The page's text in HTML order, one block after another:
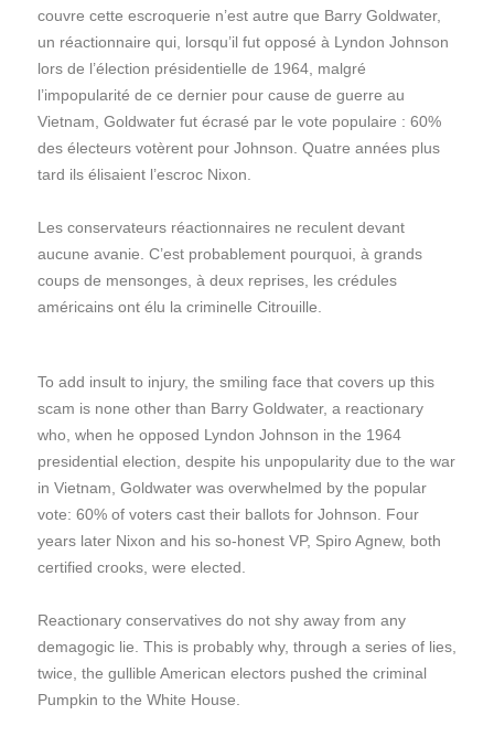
couvre cette escroquerie n’est autre que Barry Goldwater,
un réactionnaire qui, lorsqu’il fut opposé à Lyndon Johnson
lors de l’élection présidentielle de 1964, malgré
l’impopularité de ce dernier pour cause de guerre au
Vietnam, Goldwater fut écrasé par le vote populaire : 60%
des électeurs votèrent pour Johnson. Quatre années plus
tard ils élisaient l’escroc Nixon.
Les conservateurs réactionnaires ne reculent devant
aucune avanie. C’est probablement pourquoi, à grands
coups de mensonges, à deux reprises, les crédules
américains ont élu la criminelle Citrouille.
To add insult to injury, the smiling face that covers up this
scam is none other than Barry Goldwater, a reactionary
who, when he opposed Lyndon Johnson in the 1964
presidential election, despite his unpopularity due to the war
in Vietnam, Goldwater was overwhelmed by the popular
vote: 60% of voters cast their ballots for Johnson. Four
years later Nixon and his so-honest VP, Spiro Agnew, both
certified crooks, were elected.
Reactionary conservatives do not shy away from any
demagogic lie. This is probably why, through a series of lies,
twice, the gullible American electors pushed the criminal
Pumpkin to the White House.